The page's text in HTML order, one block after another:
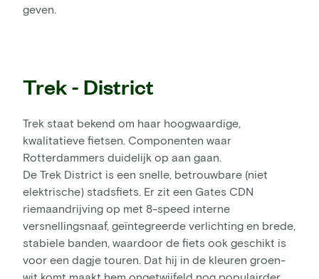
geven.
Trek - District
Trek staat bekend om haar hoogwaardige,
kwalitatieve fietsen. Componenten waar
Rotterdammers duidelijk op aan gaan.
De Trek District is een snelle, betrouwbare (niet
elektrische) stadsfiets. Er zit een Gates CDN
riemaandrijving op met 8-speed interne
versnellingsnaaf, geïntegreerde verlichting en brede,
stabiele banden, waardoor de fiets ook geschikt is
voor een dagje touren. Dat hij in de kleuren groen-